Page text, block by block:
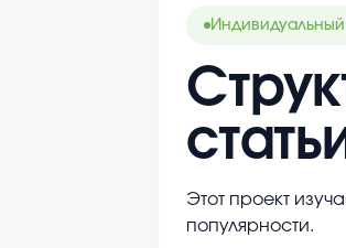
Индивидуальный
Этот проект
популярности.